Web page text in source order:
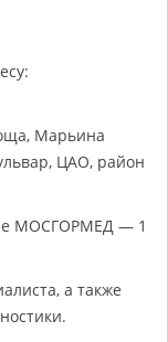
Марьина
ЦАО, район
МОСГОРМЕД — 1
а также